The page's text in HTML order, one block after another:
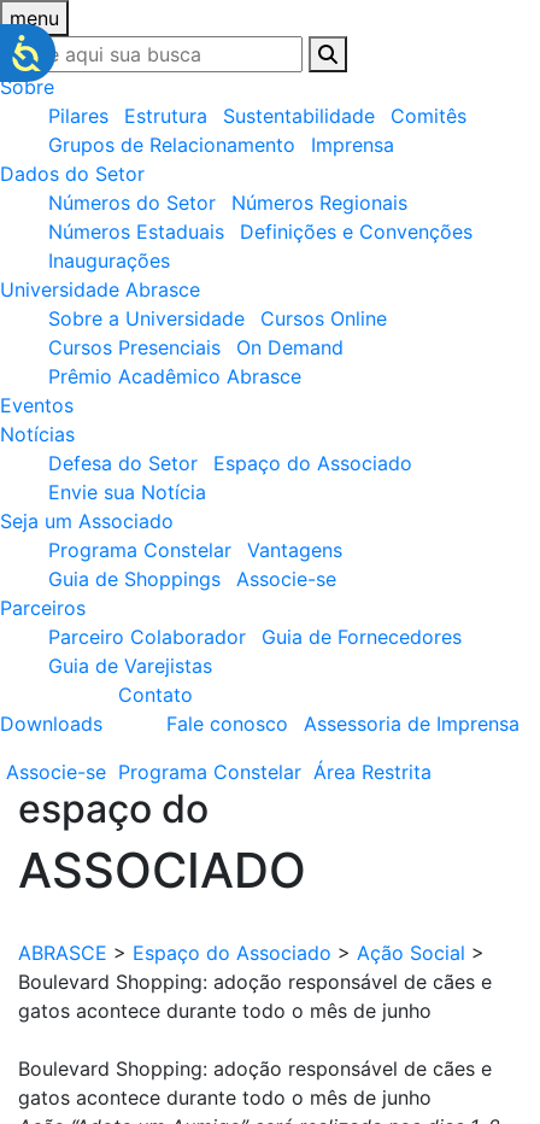
menu
Sobre
Pilares
Estrutura Sustentabilidade
Comitês
Grupos de Relacionamento
Imprensa
Dados do Setor
Números do Setor
Números Regionais
Números Estaduais
Definições e Convenções
Inaugurações
Universidade Abrasce
Sobre a Universidade
Cursos Online
Cursos Presenciais
On Demand
Prêmio Acadêmico Abrasce
Eventos
Notícias
Defesa do Setor
Espaço do Associado
Envie sua Notícia
Seja um Associado
Programa Constelar
Vantagens
Guia de Shoppings
Associe-se
Parceiros
Parceiro Colaborador
Guia de Fornecedores
Guia de Varejistas
Downloads
Contato
Fale conosco
Assessoria de Imprensa
Associe-se Programa Constelar Área Restrita
espaço do
ASSOCIADO
ABRASCE > Espaço do Associado > Ação Social >
Boulevard Shopping: adoção responsável de cães e
gatos acontece durante todo o mês de junho
Boulevard Shopping: adoção responsável de cães e
gatos acontece durante todo o mês de junho